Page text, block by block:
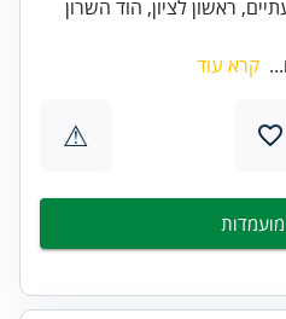
ראשון לציון, הוד השרון
קרא עוד
⚠